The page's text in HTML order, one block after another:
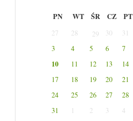
PN WT ŚR CZ PT
27 28 29 30 31
3
4 5 6 7
10 11 12 13 14
17
18 19 20 21
24
25 26 27 28
31
1 2 3 4